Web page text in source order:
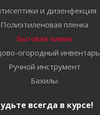
и дизенфекция
Полиэтиленовая пленка
Бытовая химия
огородный инвентарь
Ручной инструмент
Бахилы
всегда в курсе!